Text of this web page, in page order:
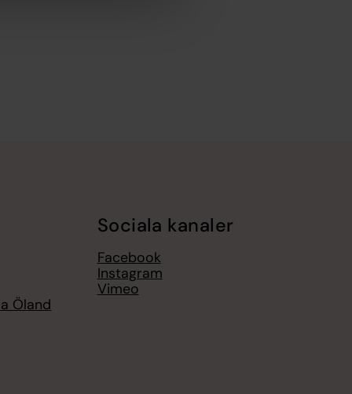
Öland
Sociala kanaler
Facebook
Instagram
Vimeo